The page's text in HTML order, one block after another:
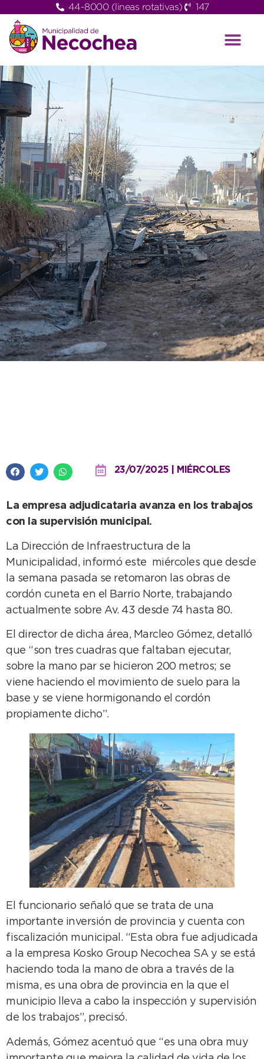
44-8000 (lineas rotativas) 147
23/07/2025 | MIÉRCOLES
La empresa adjudicataria avanza en los trabajos
con la supervisión municipal.
La Dirección de Infraestructura de la
Municipalidad, informó este miércoles que desde
la semana pasada se retomaron las obras de
cordón cuneta en el Barrio Norte, trabajando
actualmente sobre Av. 43 desde 74 hasta 80.
El director de dicha área, Marcleo Gómez, detalló
que “son tres cuadras que faltaban ejecutar,
sobre la mano par se hicieron 200 metros; se
viene haciendo el movimiento de suelo para la
base y se viene hormigonando el cordón
propiamente dicho”.
El funcionario señaló que se trata de una
importante inversión de provincia y cuenta con
fiscalización municipal. “Esta obra fue adjudicada
a la empresa Kosko Group Necochea SA y se está
haciendo toda la mano de obra a través de la
misma, es una obra de provincia en la que el
municipio lleva a cabo la inspección y supervisión
de los trabajos”, precisó.
Además, Gómez acentuó que “es una obra muy